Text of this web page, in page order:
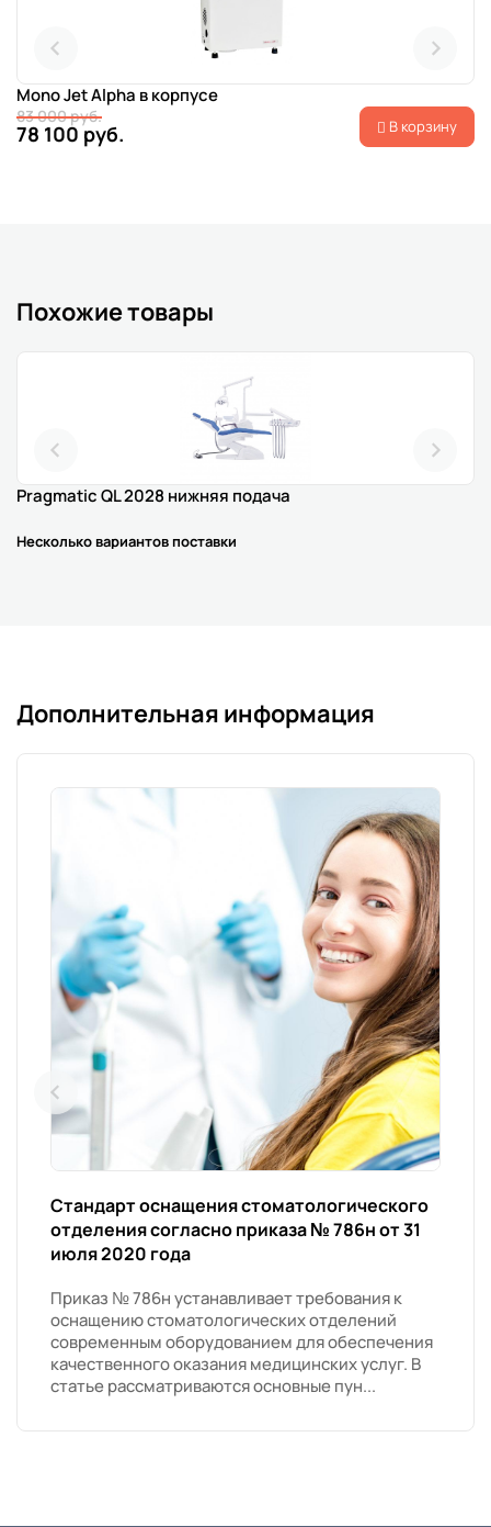
Mono Jet Alpha в корпусе
78 100 руб.
83 000 руб. В корзину
Похожие товары
Pragmatic QL 2028 нижняя подача
Несколько вариантов поставки
Дополнительная информация
Стандарт оснащения стоматологического
отделения согласно приказа № 786н от 31
июля 2020 года
Приказ № 786н устанавливает требования к
оснащению стоматологических отделений
современным оборудованием для обеспечения
качественного оказания медицинских услуг. В
статье рассматриваются основные пун...